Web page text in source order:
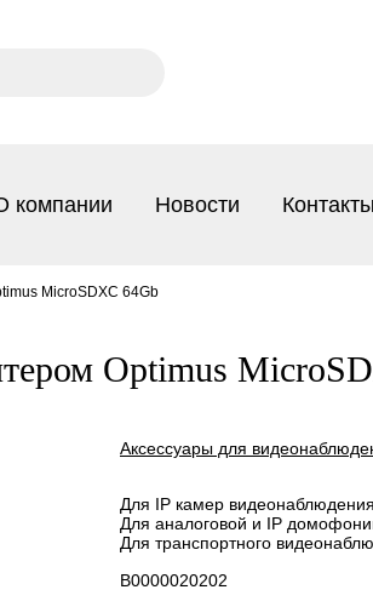
компании Новости Контакты
MicroSDXC 64Gb
Optimus
Аксессуары для
Для IP камер видеонаблюдения
Для аналоговой и IP
Для транспортного
В0000020202